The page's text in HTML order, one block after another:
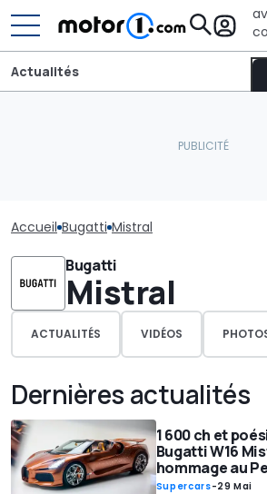
Actualités
Accueil Bugatti Mistral
Bugatti
Mistral
ACTUALITÉS VIDÉOS
Dernières actualités
1 600 ch et
Bugatti W16
hommage au
Supercars-29 Mai